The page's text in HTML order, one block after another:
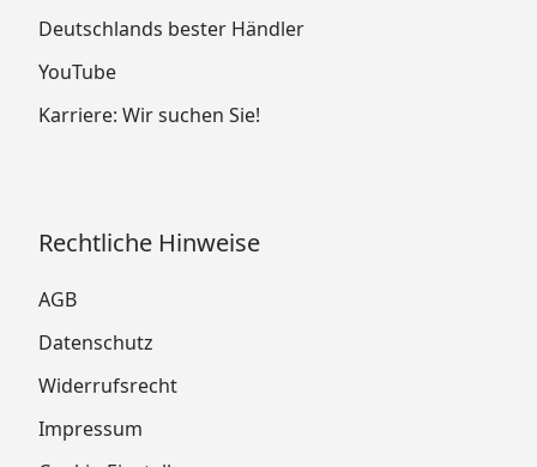
Deutschlands bester Händler
YouTube
Karriere: Wir suchen Sie!
Rechtliche Hinweise
AGB
Datenschutz
Widerrufsrecht
Impressum